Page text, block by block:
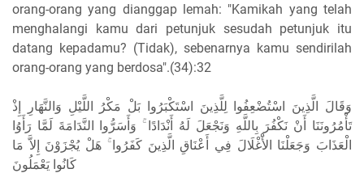
orang-orang yang dianggap lemah: "Kamikah yang telah
menghalangi kamu dari petunjuk sesudah petunjuk itu
datang kepadamu? (Tidak), sebenarnya kamu sendirilah
orang-orang yang berdosa".(34):32
ﻭَﻗَﺎﻝَ ﺍﻟَّﺬِﻳﻦَ ﺍﺳْﺘُﻀْﻌِﻔُﻮﺍ ﻟِﻠَّﺬِﻳﻦَ ﺍﺳْﺘَﻜْﺒَﺮُﻭﺍ ﺑَﻞْ ﻣَﻜْﺮُ ﺍﻟﻠَّﻴْﻞِ ﻭَﺍﻟﻨَّﻬَﺎﺭِ ﺇِﺫْ
ﺗَﺄْﻣُﺮُﻭﻧَﻨَﺎ ﺃَﻥْ ﻧَﻜْﻔُﺮَ ﺑِﺎﻟﻠَّﻪِ ﻭَﻧَﺠْﻌَﻞَ ﻟَﻪُ ﺃَﻧْﺪَﺍﺩًﺍ ۚ ﻭَﺃَﺳَﺮُّﻭﺍ ﺍﻟﻨَّﺪَﺍﻣَﺔَ ﻟَﻤَّﺎ ﺭَﺃَﻭُﺍ
ﺍﻟْﻌَﺬَﺍﺏَ ﻭَﺟَﻌَﻠْﻨَﺎ ﺍﻷَْﻏْﻠَﺎﻝَ ﻓِﻲ ﺃَﻋْﻨَﺎﻕِ ﺍﻟَّﺬِﻳﻦَ ﻛَﻔَﺮُﻭﺍ ۚ ﻫَﻞْ ﻳُﺠْﺰَﻭْﻥَ ﺇِﻻَّ ﻣَﺎ
ﻛَﺎﻧُﻮﺍ ﻳَﻌْﻤَﻠُﻮﻥَ